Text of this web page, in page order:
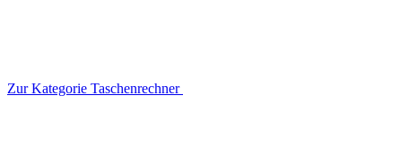
Zur Kategorie Taschenrechner